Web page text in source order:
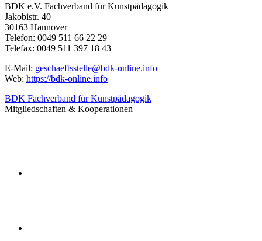
BDK e.V. Fachverband für Kunstpädagogik
Jakobistr. 40
30163 Hannover
Telefon: 0049 511 66 22 29
Telefax: 0049 511 397 18 43
E-Mail: geschaeftsstelle@bdk-online.info
Web: https://bdk-online.info
BDK Fachverband für Kunstpädagogik
Mitgliedschaften & Kooperationen